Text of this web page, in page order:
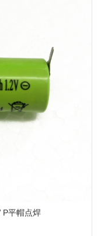
P平帽点焊